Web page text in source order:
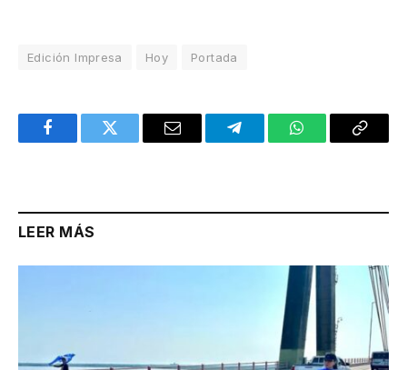
Edición Impresa Hoy Portada
FacebookTwitter Email TelegramWhatsAppCopy
LEER MÁS